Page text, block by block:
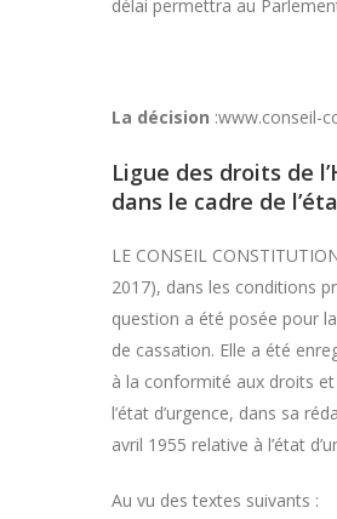
délai permettra au
La décision :www.conseil-
Ligue des droits de
dans le cadre de
LE CONSEIL
2017), dans les conditions
question a été posée pour
de cassation. Elle a été
à la conformité aux droits et
l’état d’urgence, dans sa
avril 1955 relative à l’état
Au vu des textes suivants :